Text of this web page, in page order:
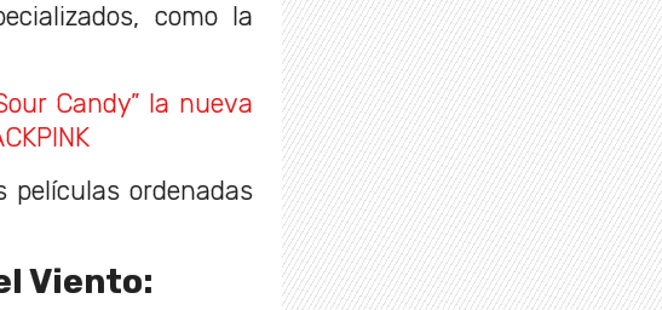
como la
Candy” la nueva
películas ordenadas
Viento: